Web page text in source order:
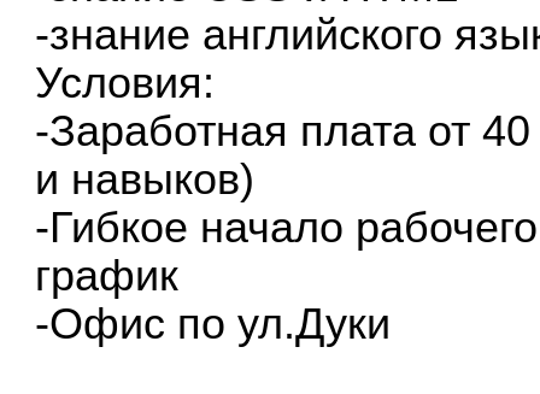
-знание английского
Условия:
-Заработная плата от
и навыков)
-Гибкое начало
график
-Офис по ул.Дуки